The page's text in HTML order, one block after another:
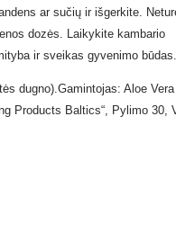
ar sučių ir išgerkite.
dozės. Laikykite kambario
ir sveikas gyvenimo būdas.
dugno).Gamintojas: Aloe
Products Baltics“, Pylimo 30,